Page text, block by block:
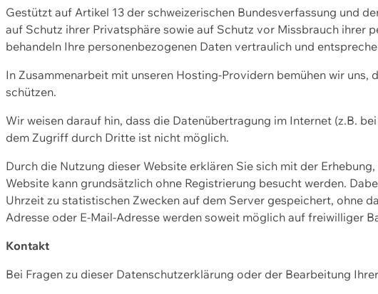
Gestützt auf Artikel 13 der schweizerischen Bundesverfassung und
auf Schutz ihrer Privatsphäre sowie auf Schutz vor Missbrauch ihrer
behandeln Ihre personenbezogenen Daten vertraulich und
In Zusammenarbeit mit unseren Hosting-Providern bemühen wir
schützen.
Wir weisen darauf hin, dass die Datenübertragung im Internet (z.B.
dem Zugriff durch Dritte ist nicht möglich.
Durch die Nutzung dieser Website erklären Sie sich mit der
Website kann grundsätzlich ohne Registrierung besucht werden.
Uhrzeit zu statistischen Zwecken auf dem Server gespeichert, ohne
Adresse oder E-Mail-Adresse werden soweit möglich auf freiwilliger
Kontakt
Bei Fragen zu dieser Datenschutzerklärung oder der Bearbeitung